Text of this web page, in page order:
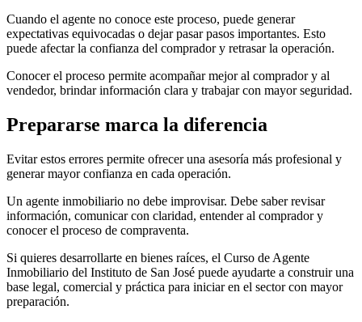
Cuando el agente no conoce este proceso, puede generar
expectativas equivocadas o dejar pasar pasos importantes. Esto
puede afectar la confianza del comprador y retrasar la operación.
Conocer el proceso permite acompañar mejor al comprador y al
vendedor, brindar información clara y trabajar con mayor seguridad.
Prepararse marca la diferencia
Evitar estos errores permite ofrecer una asesoría más profesional y
generar mayor confianza en cada operación.
Un agente inmobiliario no debe improvisar. Debe saber revisar
información, comunicar con claridad, entender al comprador y
conocer el proceso de compraventa.
Si quieres desarrollarte en bienes raíces, el Curso de Agente
Inmobiliario del Instituto de San José puede ayudarte a construir una
base legal, comercial y práctica para iniciar en el sector con mayor
preparación.